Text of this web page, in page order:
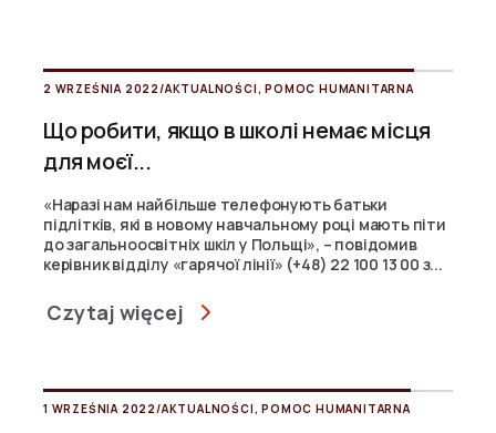
2 WRZEŚNIA 2022 /AKTUALNOŚCI ,POMOC HUMANITARNA
Що робити, якщо в школі немає місця
для моєї...
«Наразі нам найбільше телефонують батьки
підлітків, які в новому навчальному році мають піти
до загальноосвітніх шкіл у Польщі», – повідомив
керівник відділу «гарячої лінії» (+48) 22 100 13 00 з...
Czytaj więcej
1 WRZEŚNIA 2022 /AKTUALNOŚCI ,POMOC HUMANITARNA